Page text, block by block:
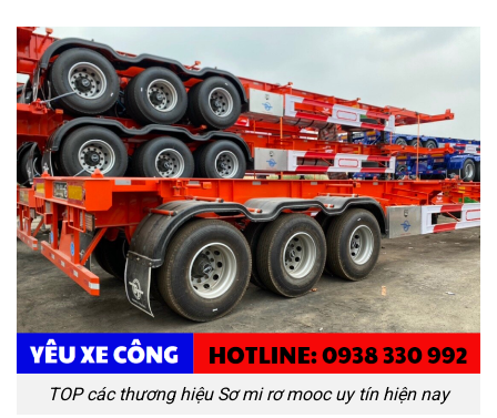
TOP các thương hiệu Sơ mi rơ mooc uy tín hiện nay